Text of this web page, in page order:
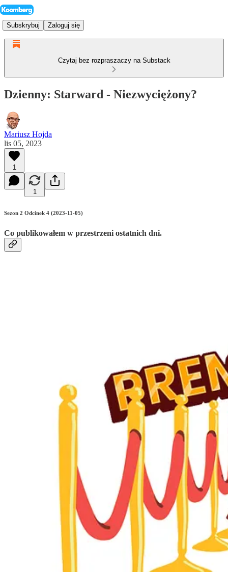
Subskrybuj Zaloguj się
Czytaj bez rozpraszaczy na Substack
Dzienny: Starward - Niezwyciężony?
Mariusz Hojda
lis 05, 2023
1
1
Sezon 2 Odcinek 4 (2023-11-05)
Co publikowałem w przestrzeni ostatnich dni.